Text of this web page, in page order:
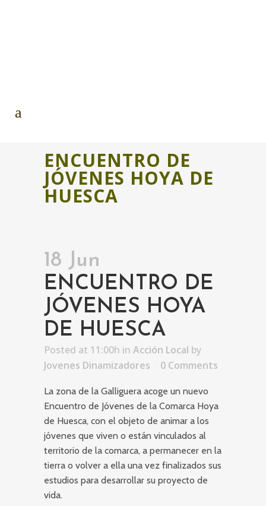
ENCUENTRO DE
JÓVENES HOYA DE
HUESCA
18 Jun
ENCUENTRO DE
JÓVENES HOYA
DE HUESCA
Posted at 11:00h in Acción Local by
Jovenes Dinamizadores
0 Comments
La zona de la Galliguera acoge un nuevo
Encuentro de Jóvenes de la Comarca Hoya
de Huesca, con el objeto de animar a los
jóvenes que viven o están vinculados al
territorio de la comarca, a permanecer en la
tierra o volver a ella una vez finalizados sus
estudios para desarrollar su proyecto de
vida.